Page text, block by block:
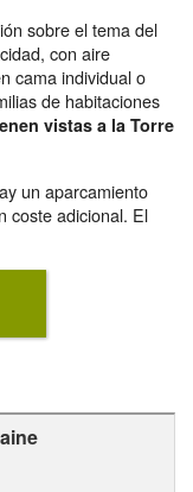
sobre el tema del
con aire
cama individual o
de habitaciones
vistas a la Torre
un aparcamiento
coste adicional. El